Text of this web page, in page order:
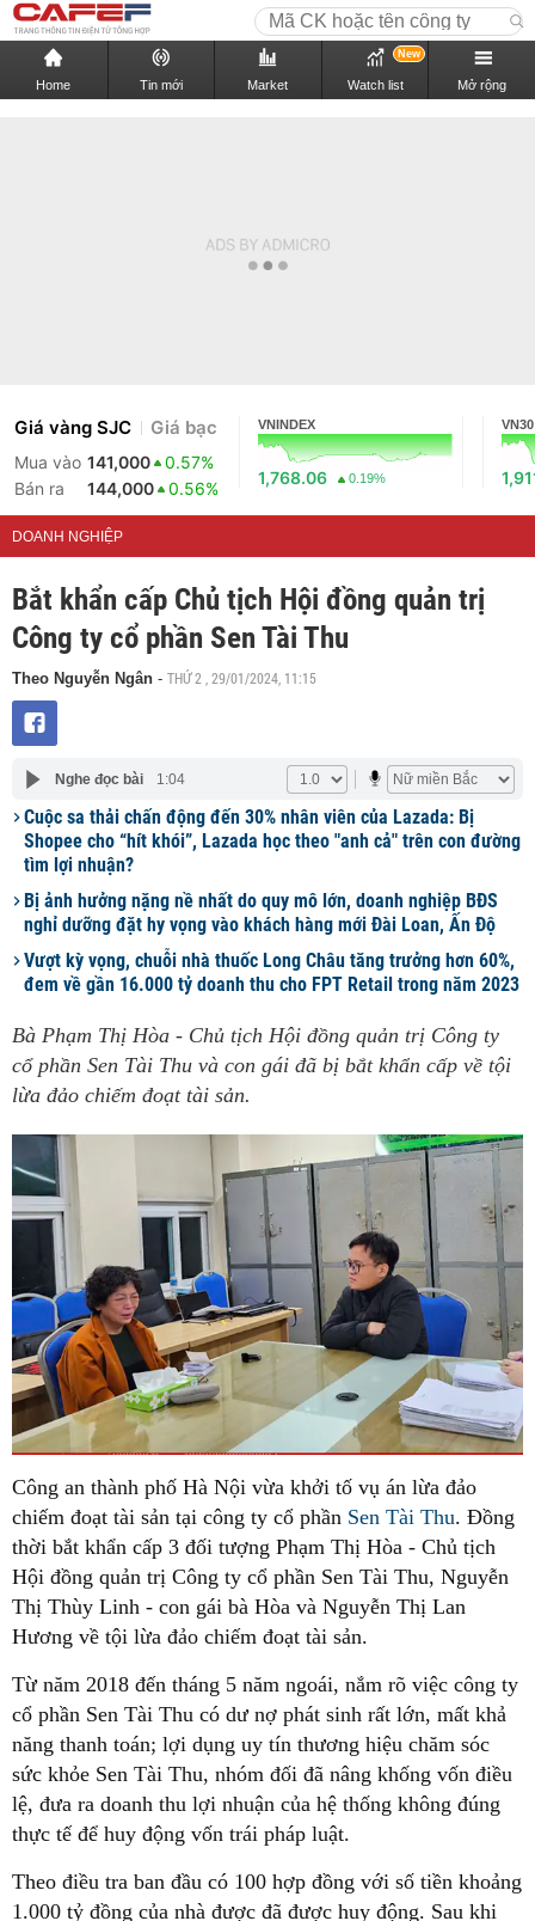
Home Tin mới Market Watch list
New
Mở rộng
Giá vàng SJC Giá bạc
Mua vào 141,000
0.57%
Bán ra
144,000 0.56%
VNINDEX
1,768.06 0.19%
VN30
DOANH NGHIỆP
Bắt khẩn cấp Chủ tịch Hội đồng quản trị
Công ty cổ phần Sen Tài Thu
Theo Nguyễn Ngân - THỨ 2 , 29/01/2024, 11:15
Nghe đọc bài 1:04
Cuộc sa thải chấn động đến 30% nhân viên của Lazada: Bị
Shopee cho “hít khói”, Lazada học theo "anh cả" trên con đường
tìm lợi nhuận?
Bị ảnh hưởng nặng nề nhất do quy mô lớn, doanh nghiệp BĐS
nghỉ dưỡng đặt hy vọng vào khách hàng mới Đài Loan, Ấn Độ
Vượt kỳ vọng, chuỗi nhà thuốc Long Châu tăng trưởng hơn 60%,
đem về gần 16.000 tỷ doanh thu cho FPT Retail trong năm 2023
Bà Phạm Thị Hòa - Chủ tịch Hội đồng quản trị Công ty
cổ phần Sen Tài Thu và con gái đã bị bắt khẩn cấp về tội
lừa đảo chiếm đoạt tài sản.
Công an thành phố Hà Nội vừa khởi tố vụ án lừa đảo
chiếm đoạt tài sản tại công ty cổ phần Sen Tài Thu. Đồng
thời bắt khẩn cấp 3 đối tượng Phạm Thị Hòa - Chủ tịch
Hội đồng quản trị Công ty cổ phần Sen Tài Thu, Nguyễn
Thị Thùy Linh - con gái bà Hòa và Nguyễn Thị Lan
Hương về tội lừa đảo chiếm đoạt tài sản.
Từ năm 2018 đến tháng 5 năm ngoái, nắm rõ việc công ty
cổ phần Sen Tài Thu có dư nợ phát sinh rất lớn, mất khả
năng thanh toán; lợi dụng uy tín thương hiệu chăm sóc
sức khỏe Sen Tài Thu, nhóm đối đã nâng khống vốn điều
lệ, đưa ra doanh thu lợi nhuận của hệ thống không đúng
thực tế để huy động vốn trái pháp luật.
Theo điều tra ban đầu có 100 hợp đồng với số tiền khoảng
1.000 tỷ đồng của nhà được đã được huy động. Sau khi